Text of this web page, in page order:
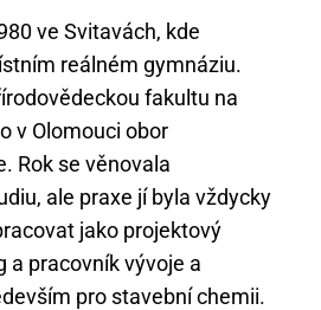
ve Svitavách, kde
reálném gymnáziu.
fakultu na
v Olomouci obor
Rok se věnovala
ale praxe jí byla vždycky
jako projektový
a pracovník vývoje a
pro stavební chemii.